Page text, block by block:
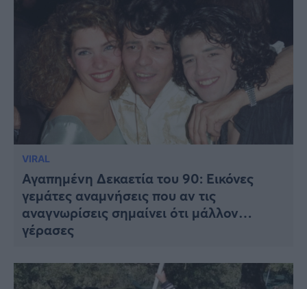
VIRAL
Αγαπημένη Δεκαετία του 90: Εικόνες
γεμάτες αναμνήσεις που αν τις
αναγνωρίσεις σημαίνει ότι μάλλον…
γέρασες